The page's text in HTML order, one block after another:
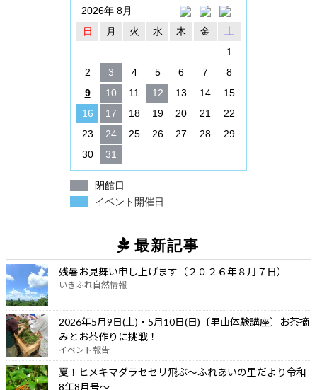
2026年 8月
日
月 火 水 木 金
土
1
2
3 4 5 6 7
8
9
10 11 12 13 14
15
16
17 18 19 20 21
22
23
24 25 26 27 28
29
30
31
閉館日
イベント開催日
最新記事
残暑お見舞い申し上げます（２０２６年８月７日）
いきふれ自然情報
2026年5月9日(土)・5月10日(日)〔里山体験講座〕お茶摘
みとお茶作りに挑戦！
イベント報告
夏！ヒメキマダラセセリ飛ぶ～ふれあいの里だより令和
8年8月号～